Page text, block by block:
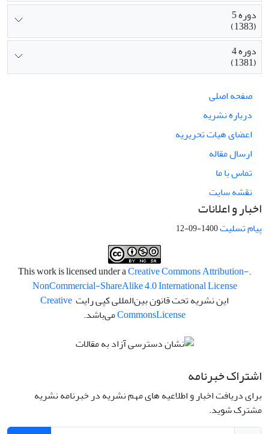
دوره 5
(1383)
دوره 4
(1381)
صفحه اصلی
درباره نشریه
اعضای هیات تحریریه
ارسال مقاله
تماس با ما
نقشه سایت
اخبار و اعلانات
پیام تسلیت1400-09-12
.This work is licensed under a
Creative Commons Attribution-
NonCommercial-ShareAlike 4.0 International License
این نشریه تحت قانون بین‌المللی کپی رایت Creative
CommonsLicense می‌باشد.
اشتراک خبرنامه
برای دریافت اخبار و اطلاعیه های مهم نشریه در خبرنامه نشریه
مشترک شوید.